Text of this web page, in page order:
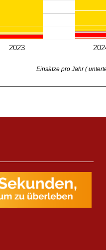
2023
Einsätze pro Jahr (